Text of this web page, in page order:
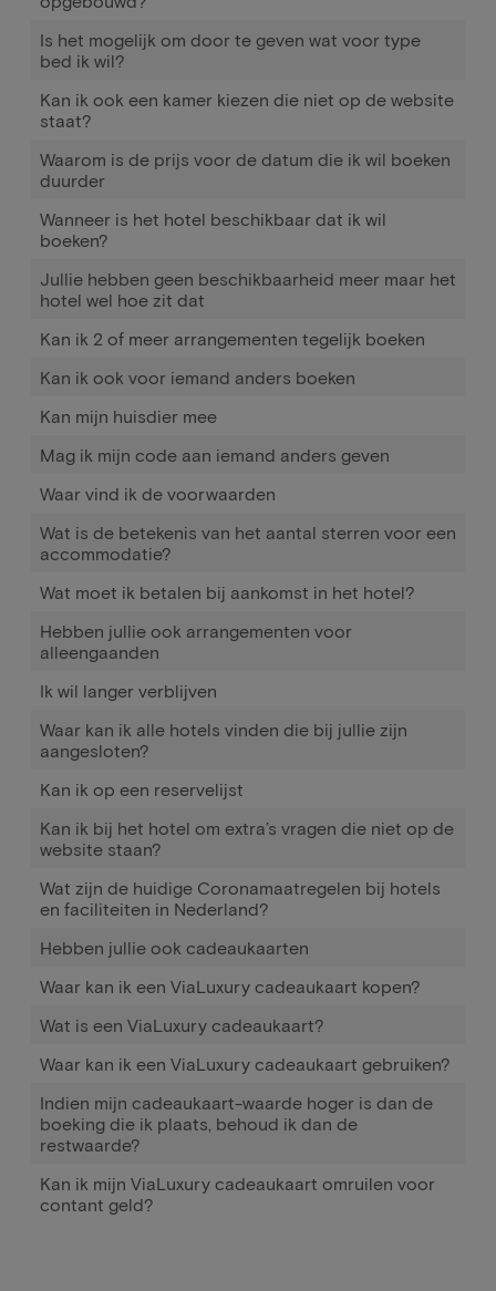
Is het mogelijk om door te geven wat voor type
bed ik wil?
Kan ik ook een kamer kiezen die niet op de website
staat?
Waarom is de prijs voor de datum die ik wil boeken
duurder
Wanneer is het hotel beschikbaar dat ik wil
boeken?
Jullie hebben geen beschikbaarheid meer maar het
hotel wel hoe zit dat
Kan ik 2 of meer arrangementen tegelijk boeken
Kan ik ook voor iemand anders boeken
Kan mijn huisdier mee
Mag ik mijn code aan iemand anders geven
Waar vind ik de voorwaarden
Wat is de betekenis van het aantal sterren voor een
accommodatie?
Wat moet ik betalen bij aankomst in het hotel?
Hebben jullie ook arrangementen voor
alleengaanden
Ik wil langer verblijven
Waar kan ik alle hotels vinden die bij jullie zijn
aangesloten?
Kan ik op een reservelijst
Kan ik bij het hotel om extra’s vragen die niet op de
website staan?
Wat zijn de huidige Coronamaatregelen bij hotels
en faciliteiten in Nederland?
Hebben jullie ook cadeaukaarten
Waar kan ik een ViaLuxury cadeaukaart kopen?
Wat is een ViaLuxury cadeaukaart?
Waar kan ik een ViaLuxury cadeaukaart gebruiken?
Indien mijn cadeaukaart-waarde hoger is dan de
boeking die ik plaats, behoud ik dan de
restwaarde?
Kan ik mijn ViaLuxury cadeaukaart omruilen voor
contant geld?